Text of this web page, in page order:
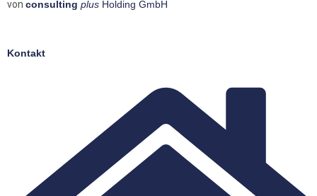
von consulting plus Holding GmbH
Kontakt